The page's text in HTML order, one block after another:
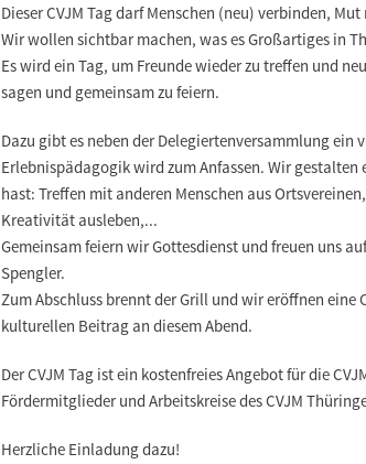
Dieser CVJM Tag darf Menschen (neu) verbinden,
Wir wollen sichtbar machen, was es Großartiges in
Es wird ein Tag, um Freunde wieder zu treffen und
sagen und gemeinsam zu feiern.
Dazu gibt es neben der Delegiertenversammlung ein
Erlebnispädagogik wird zum Anfassen. Wir
hast: Treffen mit anderen Menschen aus
Kreativität ausleben,...
Gemeinsam feiern wir Gottesdienst und freuen uns
Spengler.
Zum Abschluss brennt der Grill und wir eröffnen
kulturellen Beitrag an diesem Abend.
Der CVJM Tag ist ein kostenfreies Angebot für die
Fördermitglieder und Arbeitskreise des CVJM
Herzliche Einladung dazu!